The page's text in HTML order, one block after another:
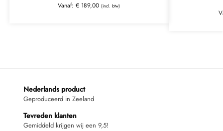
Vanaf:€ 189,00 (incl. btw)
Nederlands product
Geproduceerd in Zeeland
Tevreden klanten
Gemiddeld krijgen wij een 9,5!